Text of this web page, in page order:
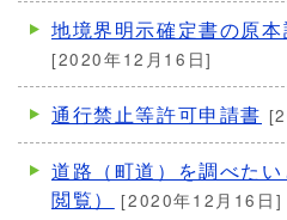
地境界明示確定書の原本
[2020年12月16日]
通行禁止等許可申請書
道路（町道）を調べた
閲覧）
[2020年12月16日]